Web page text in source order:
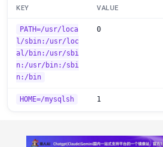
KEY VALUE
PATH=/usr/loca
l/sbin:/usr/loc
al/bin:/usr/sbi
n:/usr/bin:/sbi
n:/bin
0
HOME=/mysqlsh 1